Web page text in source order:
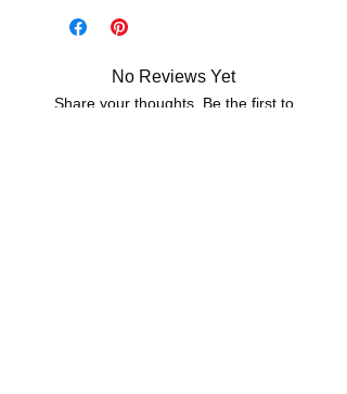
No Reviews Yet
Share your thoughts. Be the first to